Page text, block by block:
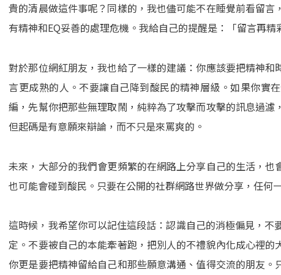
貴的清晨做這件事呢？同樣的，我也儘可能不在睡覺前看留
有精神和EQ妥善的處理危機。我給自己的提醒是：「留言再精
對於那位網紅朋友，我也給了一樣的建議：你應該要把精神
言更成熟的人。不要讓自己降到酸民的精神層級。如果你實
編，先幫你把那些無理取鬧，純粹為了攻擊而攻擊的訊息過濾
但起碼是有意願來辯論，而不只是來罵爽的。
未來，大部分的我們會更頻繁的在網路上分享自己的生活，也
也可能會碰到酸民。只要在公開的社群網路世界做分享，任何
這時候，我希望你可以記住這段話：認識自己的消極偏見，
定。不要被自己的本能牽著跑，把別人的不禮貌內化成心裡的
你更是要把精神留給自己和那些願意溝通、值得交流的朋友